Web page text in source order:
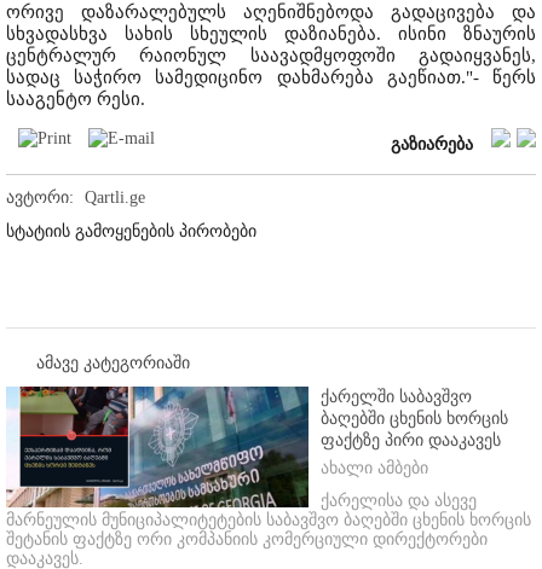
ორივე დაზარალებულს აღენიშნებოდა გადაცივება და
სხვადასხვა სახის სხეულის დაზიანება. ისინი ზნაურის
ცენტრალურ რაიონულ საავადმყოფოში გადაიყვანეს,
სადაც საჭირო სამედიცინო დახმარება გაეწიათ."- წერს
სააგენტო რესი.
გაზიარება
ავტორი:
Qartli.ge
სტატიის გამოყენების პირობები
ამავე კატეგორიაში
ქარელში საბავშვო
ბაღებში ცხენის ხორცის
ფაქტზე პირი დააკავეს
ახალი ამბები
ქარელისა და ასევე
მარნეულის მუნიციპალიტეტების საბავშვო ბაღებში ცხენის ხორცის
შეტანის ფაქტზე ორი კომპანიის კომერციული დირექტორები
დააკავეს.